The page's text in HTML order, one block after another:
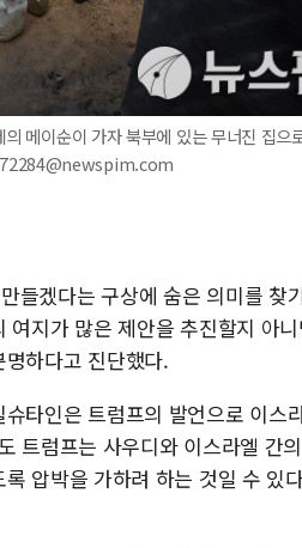
메이순이 가자 북부에 있는 무너진 집으
들겠다는 구상에 숨은 의미를 찾
지가 많은 제안을 추진할지 아
하다고 진단했다.
타인은 트럼프의 발언으로 이스
트럼프는 사우디와 이스라엘 간
압박을 가하려 하는 것일 수 있